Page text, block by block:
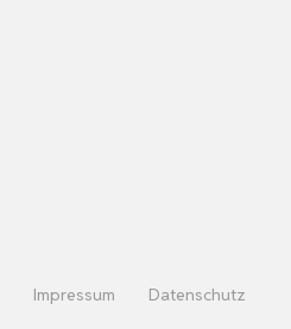
Impressum Datenschutz